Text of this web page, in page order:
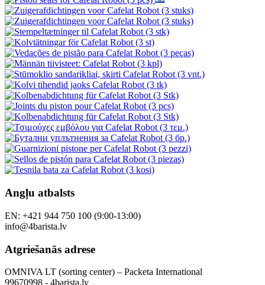
Angļu atbalsts
EN: +421 944 750 100 (9:00-13:00)
info@4barista.lv
Atgriešanās adrese
OMNIVA LT (sorting center) – Packeta International
99670998 - 4barista.lv